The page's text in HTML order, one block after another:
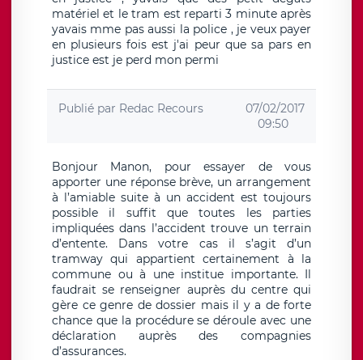
matériel et le tram est reparti 3 minute après
yavais mme pas aussi la police , je veux payer
en plusieurs fois est j'ai peur que sa pars en
justice est je perd mon permi
Publié par Redac Recours
07/02/2017
09:50
Bonjour Manon, pour essayer de vous
apporter une réponse brève, un arrangement
à l’amiable suite à un accident est toujours
possible il suffit que toutes les parties
impliquées dans l’accident trouve un terrain
d’entente. Dans votre cas il s’agit d’un
tramway qui appartient certainement à la
commune ou à une institue importante. Il
faudrait se renseigner auprès du centre qui
gère ce genre de dossier mais il y a de forte
chance que la procédure se déroule avec une
déclaration auprès des compagnies
d’assurances.